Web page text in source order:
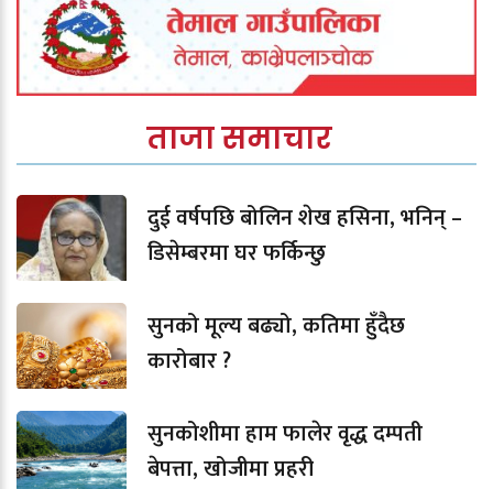
ताजा समाचार
दुई वर्षपछि बोलिन शेख हसिना, भनिन् –
डिसेम्बरमा घर फर्किन्छु
सुनको मूल्य बढ्यो, कतिमा हुँदैछ
कारोबार ?
सुनकोशीमा हाम फालेर वृद्ध दम्पती
बेपत्ता, खोजीमा प्रहरी